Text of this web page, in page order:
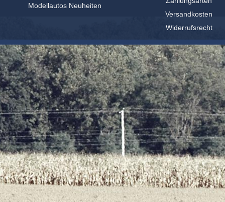
Modellautos Neuheiten
Versandkosten
Widerrufsrecht